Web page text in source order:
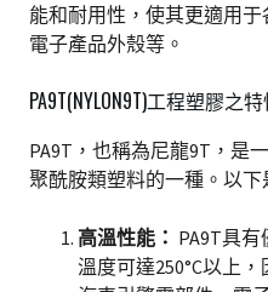
能和耐用性，使其更適用
電子產品外殼等。
PA9T(NYLON9T)工程塑膠之
PA9T，也稱為尼龍9T，是
聚酰胺類塑料的一種。以下
高溫性能： PA9T具
溫度可達250°C以上